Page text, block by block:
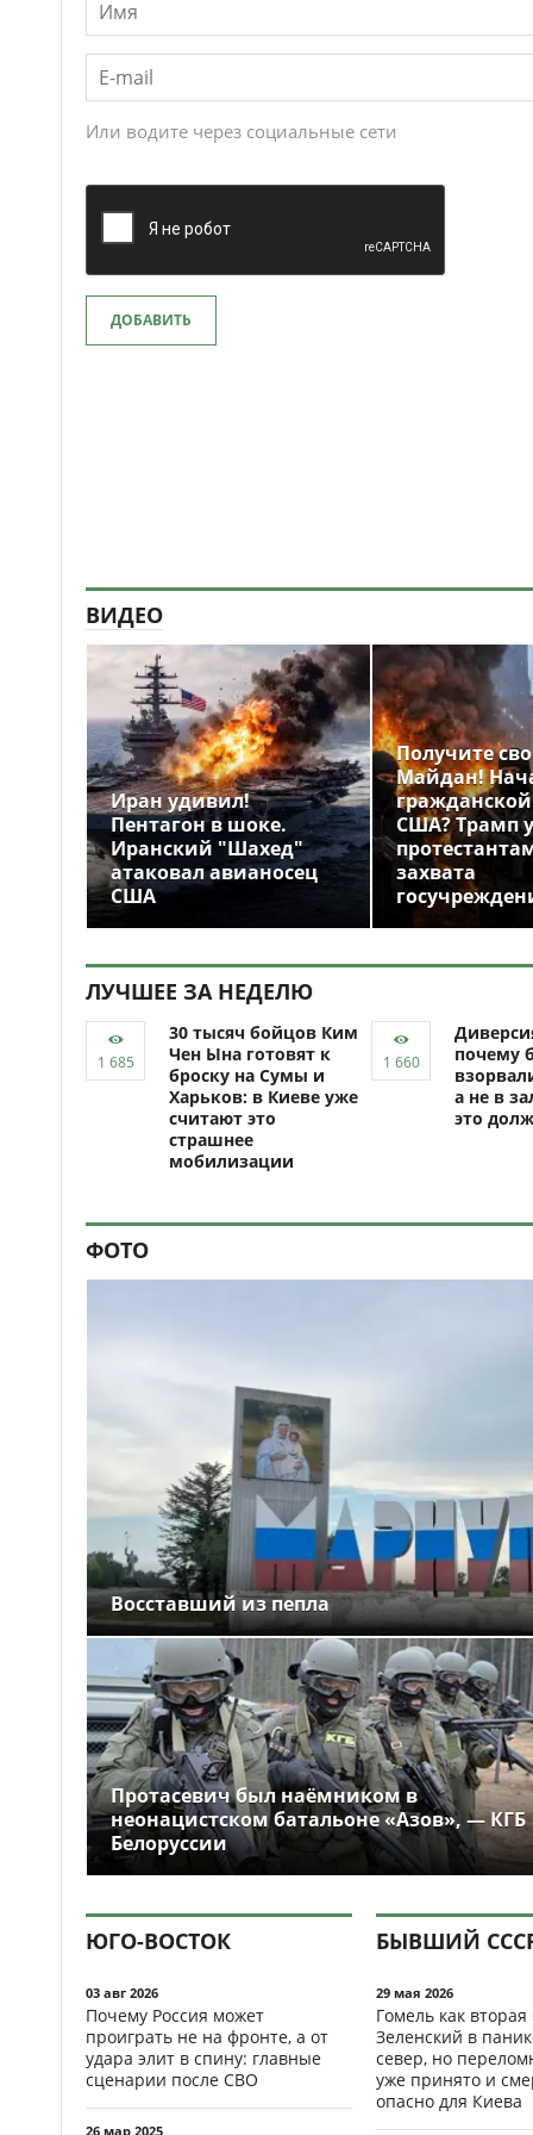
Или водите через социальные сети
ДОБАВИТЬ
ВИДЕО
Иран удивил!
Пентагон в шоке.
Иранский "Шахед"
атаковал авианосец
США
Получите
Майдан!
США? Трамп
захвата
ЛУЧШЕЕ ЗА НЕДЕЛЮ
30 тысяч бойцов Ким
Чен Ына готовят к
броску на Сумы и
Харьков: в Киеве уже
считают это
страшнее
мобилизации
почему
а не в
это
ФОТО
Восставший из пепла
Протасевич был наёмником в
неонацистском батальоне «Азов», — КГБ
Белоруссии
ЮГО-ВОСТОК
03 авг 2026
Почему Россия может
проиграть не на фронте, а от
удара элит в спину: главные
сценарии после СВО
26 мар 2025
БЫВШИЙ
29 мая 2026
Гомель как
Зеленский в
север, но
уже принято и
опасно для Киева